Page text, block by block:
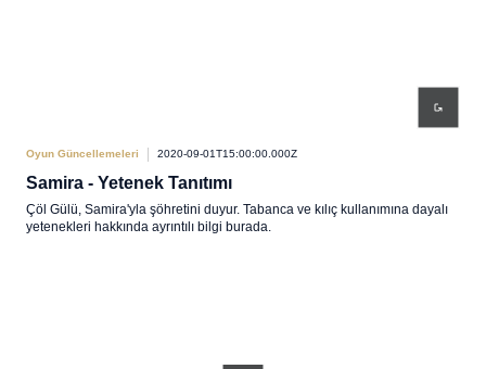
Oyun Güncellemeleri 2020-09-01T15:00:00.000Z
Samira - Yetenek Tanıtımı
Çöl Gülü, Samira'yla şöhretini duyur. Tabanca ve kılıç kullanımına dayalı
yetenekleri hakkında ayrıntılı bilgi burada.